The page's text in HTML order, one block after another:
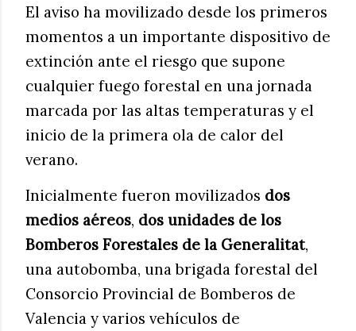
El aviso ha movilizado desde los primeros
momentos a un importante dispositivo de
extinción ante el riesgo que supone
cualquier fuego forestal en una jornada
marcada por las altas temperaturas y el
inicio de la primera ola de calor del
verano.
Inicialmente fueron movilizados dos
medios aéreos, dos unidades de los
Bomberos Forestales de la Generalitat,
una autobomba, una brigada forestal del
Consorcio Provincial de Bomberos de
Valencia y varios vehículos de